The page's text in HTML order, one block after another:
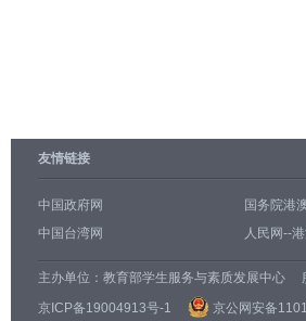
友情链接
中国政府网 国务院港
中国台湾网
人民网--
主办单位： 教育部学生服务与素质发展中心
京ICP备19004913号-1
京公网安备